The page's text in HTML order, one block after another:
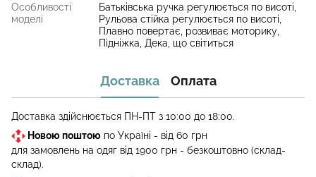
Особливості
моделі
Батьківська ручка регулюється по висоті,
Рульова стійка регулюється по висоті,
Плавно повертає, розвиває моторику,
Підніжка, Дека, що світиться
Доставка Оплата
Доставка здійснюється ПН-ПТ з 10:00 до 18:00.
Новою поштою по Україні - від 60 грн
для замовлень на одяг від 1900 грн - безкоштовно (склад-
склад).